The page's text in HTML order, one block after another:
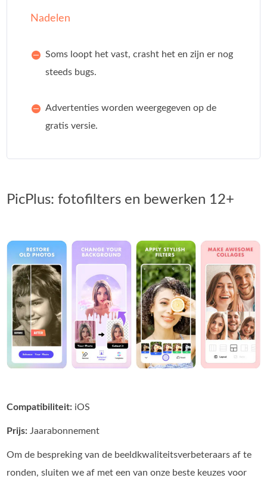
Nadelen
Soms loopt het vast, crasht het en zijn er nog
steeds bugs.
Advertenties worden weergegeven op de
gratis versie.
PicPlus: fotofilters en bewerken 12+
Compatibiliteit: iOS
Prijs: Jaarabonnement
Om de bespreking van de beeldkwaliteitsverbeteraars af te
ronden, sluiten we af met een van onze beste keuzes voor